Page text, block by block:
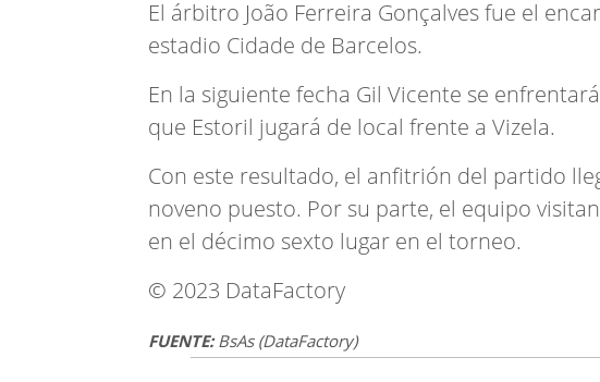
El árbitro João Ferreira Gonçalves fue el
estadio Cidade de Barcelos.
En la siguiente fecha Gil Vicente se
que Estoril jugará de local frente a Vizela.
Con este resultado, el anfitrión del partido
noveno puesto. Por su parte, el equipo
en el décimo sexto lugar en el torneo.
© 2023 DataFactory
FUENTE:BsAs (DataFactory)